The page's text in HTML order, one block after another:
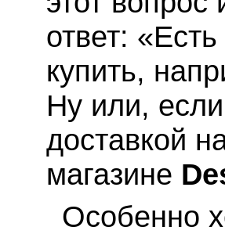
ответ:
купить,
Ну или,
доставкой
магазине
Особенно